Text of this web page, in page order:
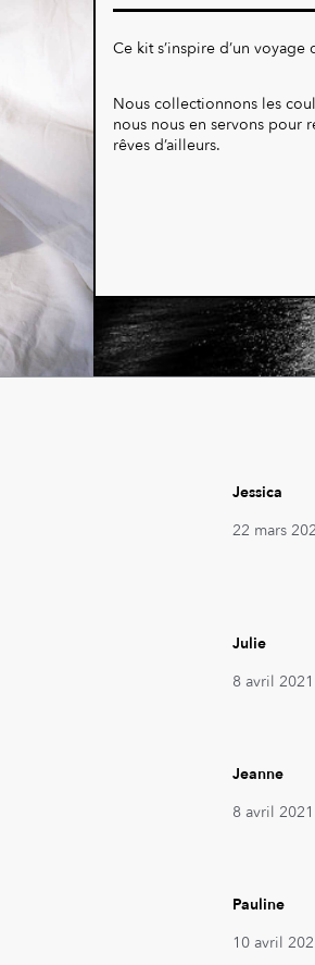
Ce kit s’inspire d’un voyage
Nous collectionnons les
nous nous en servons pour
rêves d’ailleurs.
Jessica
22 mars
Julie
8 avril 2021
Jeanne
8 avril 2021
Pauline
10 avril